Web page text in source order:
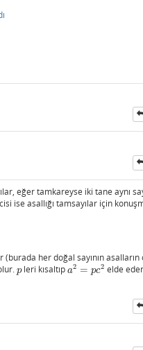
eğer tamkareyse iki tane aynı
ise asallığı tamsayılar için
her doğal sayının asalların
p
pleri kısaltıp a2 = pc2
a2 =pc 2
elde